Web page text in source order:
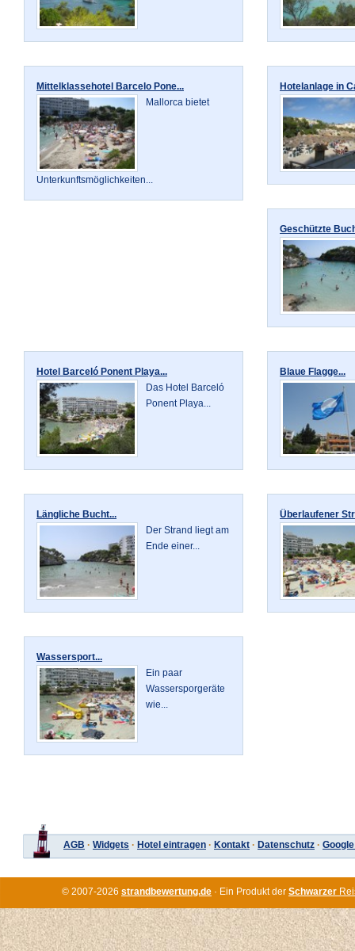
Mittelklassehotel Barcelo Pone...
Mallorca bietet
Unterkunftsmöglichkeiten...
Hotelanlage in
Geschützte
Hotel Barceló Ponent Playa...
Das Hotel Barceló
Ponent Playa...
Blaue Flagge...
Längliche Bucht...
Der Strand liegt am
Ende einer...
Überlaufener
Wassersport...
Ein paar
Wassersporgeräte
wie...
AGB · Widgets · Hotel eintragen · Kontakt · Datenschutz ·
© 2007-2026 strandbewertung.de · Ein Produkt der Schwarzer